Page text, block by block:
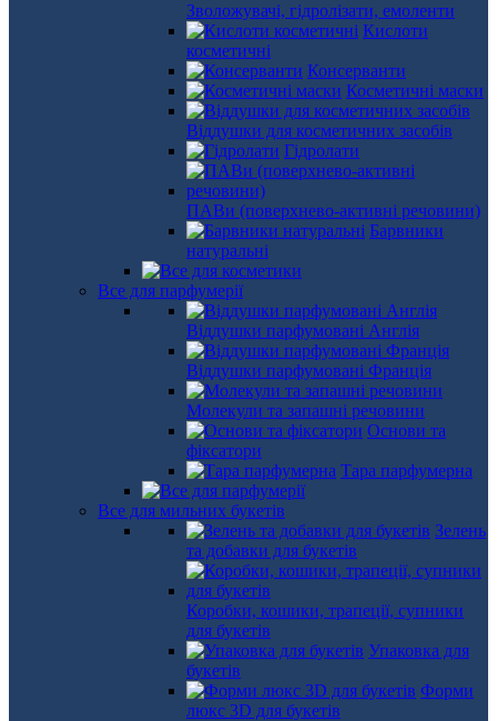
Зволожувачі, гідролізати, емоленти
Кислоти
косметичні
Консерванти
Косметичні маски
Віддушки для косметичних засобів
Гідролати
ПАВи (поверхнево-активні речовини)
Барвники
натуральні
Все для парфумерії
Віддушки парфумовані Англія
Віддушки парфумовані Франція
Молекули та запашні речовини
Основи та
фіксатори
Тара парфумерна
Все для мильних букетів
Зелень
та добавки для букетів
Коробки, кошики, трапеції, супники
для букетів
Упаковка для
букетів
Форми
люкс 3D для букетів